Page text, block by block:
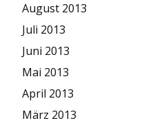
August 2013
Juli 2013
Juni 2013
Mai 2013
April 2013
März 2013